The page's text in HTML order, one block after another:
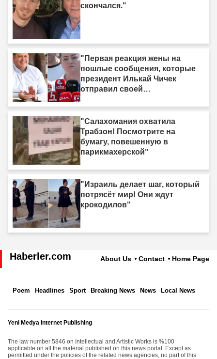
скончался."
"Первая реакция жены на
пошлые сообщения, которые
президент Илькай Чичек
отправил своей
"Салахомания охватила
Трабзон! Посмотрите на
бумагу, повешенную в
парикмахерской"
"Израиль делает шаг, который
потрясёт мир! Они ждут
крокодилов"
Haberler.com About Us Contact Home Page
Poem Headlines Sport Breaking News News Local News
Yeni Medya Internet Publishing
The law number 5846 on Intellectual and Artistic Works is %100
applicable on all the material published on this news portal. Except as
permitted under the policies of the related news agencies, no part of this